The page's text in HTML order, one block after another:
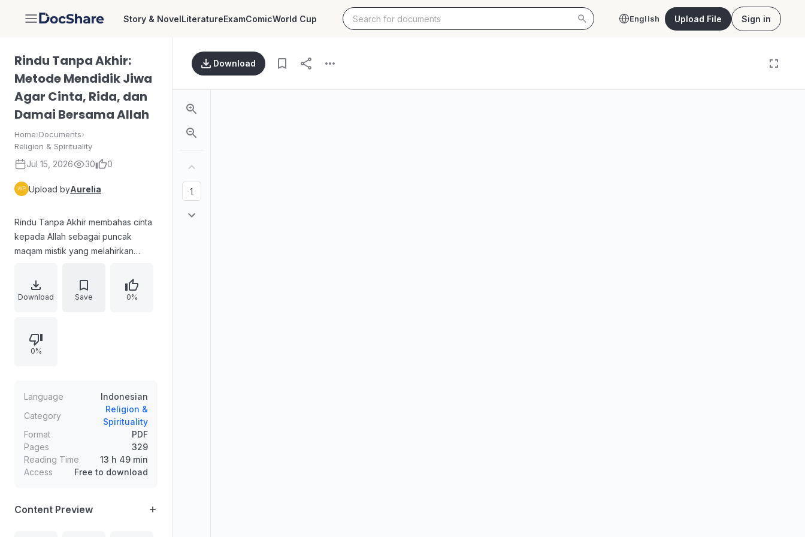
DocShare Story & NovelLiteratureExamComicWorld Cup English Upload File Sign in
Rindu Tanpa Akhir:
Metode Mendidik Jiwa
Agar Cinta, Rida, dan
Damai Bersama Allah
Home›Documents›
Religion & Spirituality
Jul 15, 2026 30 0
Upload byAurelia
Rindu Tanpa Akhir membahas cinta
kepada Allah sebagai puncak
maqam mistik yang melahirkan
kerelaan. Teks menjelaskan
bagaimana hati kekasih Allah
terombang-ambing antara tertolak
dan tercapai. Uraian juga mengkritik
tanpa dimensi hakiki dan batiniah.
Download Save 0%
0%
Language
Indonesian
Category
Religion &
Spirituality
Format
PDF
Pages
329
Reading Time
13 h 49 min
Access
Free to download
Content Preview
Download